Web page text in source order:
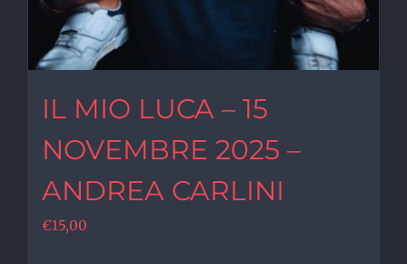
IL MIO LUCA – 15
NOVEMBRE 2025 –
ANDREA CARLINI
€15,00